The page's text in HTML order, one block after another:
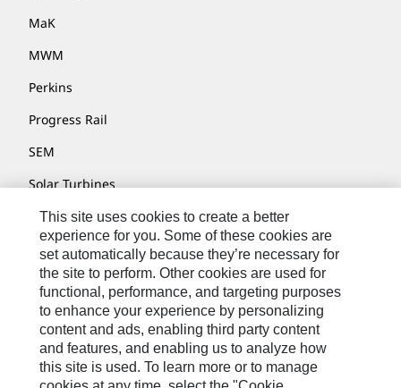
MaK
MWM
Perkins
Progress Rail
SEM
Solar Turbines
SPM Oil & Gas
Turner Powertrain Systems
Kontakt/Imprint
Sitemap
Cookie Settings
This site uses cookies to create a better
experience for you. Some of these cookies are
set automatically because they’re necessary for
the site to perform. Other cookies are used for
functional, performance, and targeting purposes
to enhance your experience by personalizing
content and ads, enabling third party content
and features, and enabling us to analyze how
this site is used. To learn more or to manage